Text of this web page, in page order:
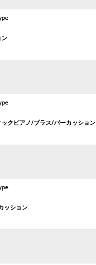
ン
ックピアノ/ブラス/パーカッション
ッション